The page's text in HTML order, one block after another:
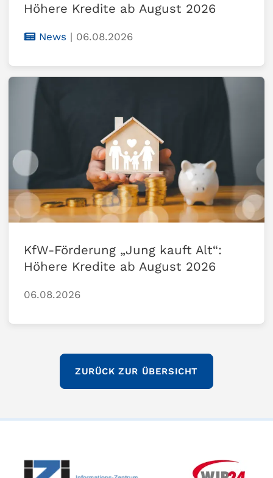
Höhere Kredite ab August 2026
News | 06.08.2026
KfW-Förderung „Jung kauft Alt“:
Höhere Kredite ab August 2026
06.08.2026
ZURÜCK ZUR ÜBERSICHT